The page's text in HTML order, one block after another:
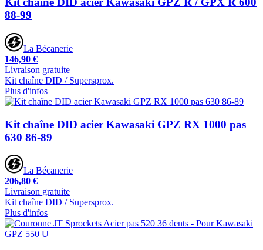
88-99
La Bécanerie
146,90 €
Livraison gratuite
Kit chaîne DID / Supersprox.
Plus d'infos
Kit chaîne DID acier Kawasaki GPZ RX 1000 pas
630 86-89
La Bécanerie
206,80 €
Livraison gratuite
Kit chaîne DID / Supersprox.
Plus d'infos